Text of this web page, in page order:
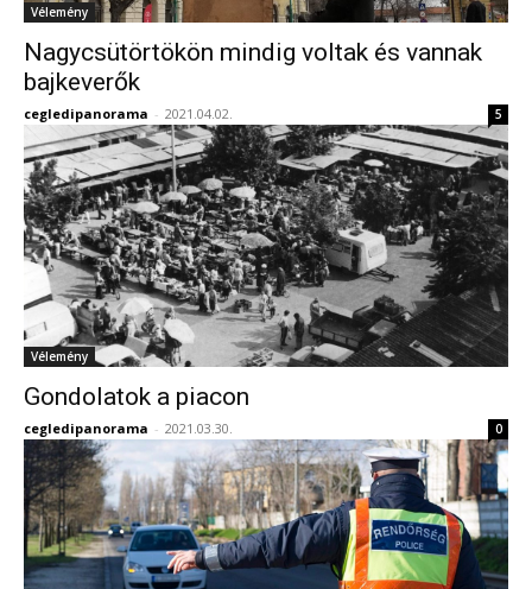
Vélemény
Nagycsütörtökön mindig voltak és vannak
bajkeverők
cegledipanorama - 2021.04.02. 5
Vélemény
Gondolatok a piacon
cegledipanorama - 2021.03.30. 0